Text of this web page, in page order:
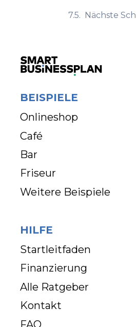
7.5. Nächste
BEISPIELE
Onlineshop
Café
Bar
Friseur
Weitere Beispiele
HILFE
Startleitfaden
Finanzierung
Alle Ratgeber
Kontakt
FAQ